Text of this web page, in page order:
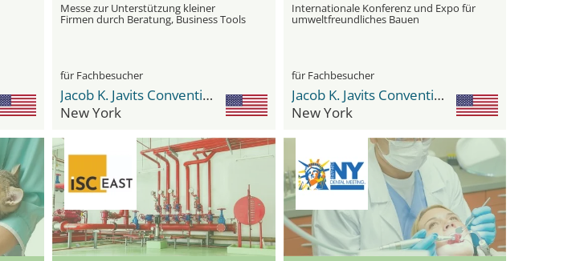
Messe zur Unterstützung kleiner
Firmen durch Beratung, Business Tools
für Fachbesucher
Jacob K. Javits Convention Center
New York
Internationale Konferenz und Expo für
umweltfreundliches Bauen
für Fachbesucher
Jacob K. Javits Convention Center
New York